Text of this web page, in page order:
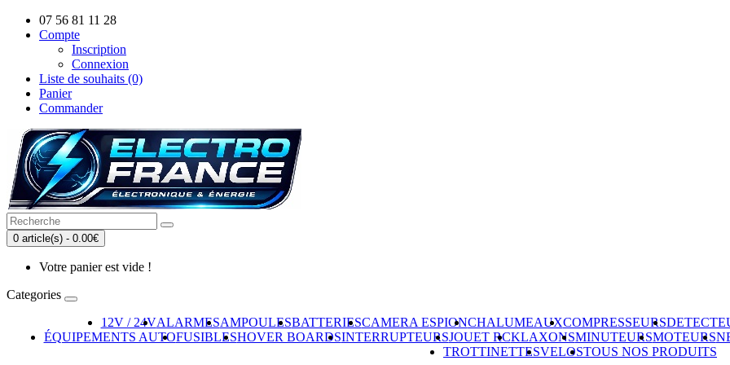
07 56 81 11 28
Compte
Inscription
Connexion
Liste de souhaits (0)
Panier
Commander
0 article(s) - 0.00€
Votre panier est vide !
Categories
12V / 24VALARMESAMPOULESBATTERIESCAMERA ESPIONCHALUMEAUXCOMPRESSEURS
ÉQUIPEMENTS AUTOFUSIBLESHOVER BOARDSINTERRUPTEURSJOUET RCKLAXONSMINUTEURSMOTEURS
TROTTINETTESVELOSTOUS NOS PRODUITS